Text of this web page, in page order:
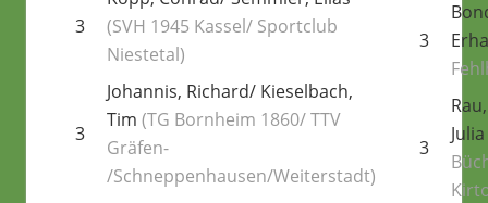
3
(SVH 1945 Kassel/ Sportclub
Niestetal)
3
Johannis, Richard/ Kieselbach,
Tim (TG Bornheim 1860/ TTV
Gräfen-
/Schneppenhausen/Weiterstadt)
3
3
Julia